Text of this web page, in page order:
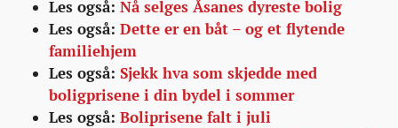
Les også: Nå selges Åsanes dyreste bolig
Les også: Dette er en båt – og et flytende
familiehjem
Les også: Sjekk hva som skjedde med
boligprisene i din bydel i sommer
Les også: Boliprisene falt i juli